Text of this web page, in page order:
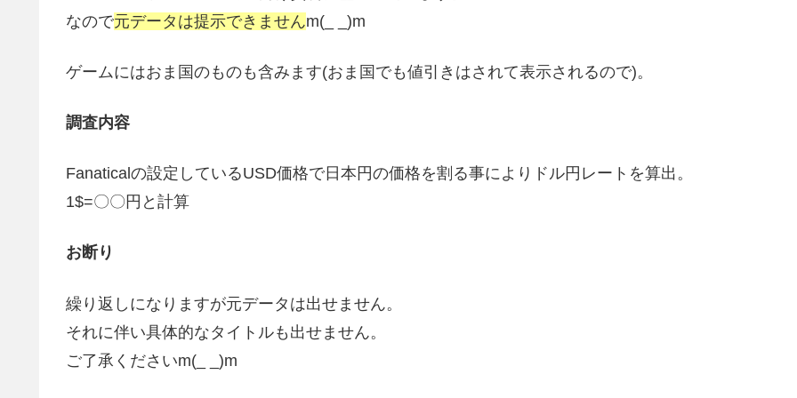
なので元データは提示できませんm(_ _)m
ゲームにはおま国のものも含みます(おま国でも値引きはされて表示されるので)。
調査内容
Fanaticalの設定しているUSD価格で日本円の価格を割る事によりドル円レートを算出。
1$=〇〇円と計算
お断り
繰り返しになりますが元データは出せません。
それに伴い具体的なタイトルも出せません。
ご了承くださいm(_ _)m